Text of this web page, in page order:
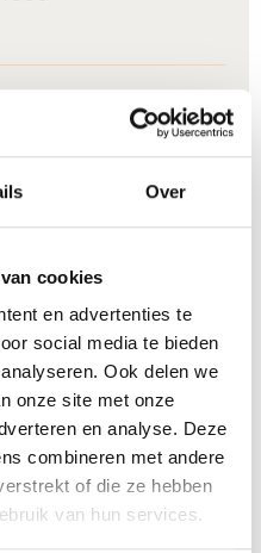
Over
cookies
en advertenties te
social media te bieden
Ook delen we
onze site met onze
en analyse. Deze
combineren met andere
of die ze hebben
van hun services.
2x
rijst